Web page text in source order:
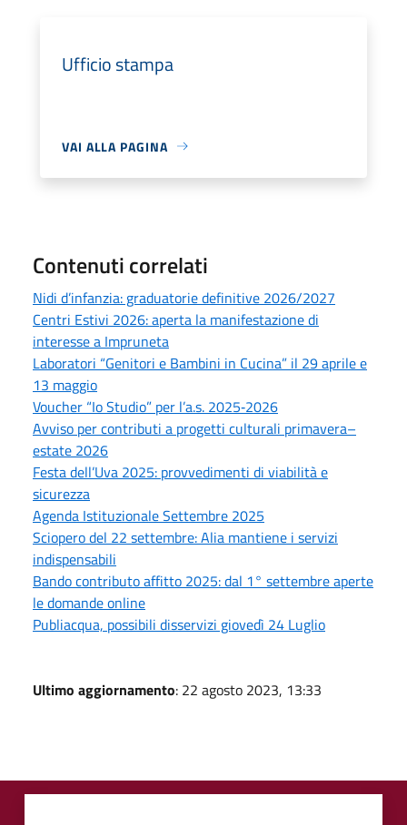
Ufficio stampa
VAI ALLA PAGINA
Contenuti correlati
Nidi d’infanzia: graduatorie definitive 2026/2027
Centri Estivi 2026: aperta la manifestazione di
interesse a Impruneta
Laboratori “Genitori e Bambini in Cucina” il 29 aprile e
13 maggio
Voucher “Io Studio” per l’a.s. 2025‑2026
Avviso per contributi a progetti culturali primavera–
estate 2026
Festa dell’Uva 2025: provvedimenti di viabilità e
sicurezza
Agenda Istituzionale Settembre 2025
Sciopero del 22 settembre: Alia mantiene i servizi
indispensabili
Bando contributo affitto 2025: dal 1° settembre aperte
le domande online
Publiacqua, possibili disservizi giovedì 24 Luglio
Ultimo aggiornamento: 22 agosto 2023, 13:33